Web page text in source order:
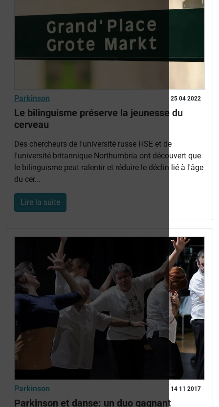
25 04 2022
Parkinson
Le bilinguisme préserve la jeunesse du
cerveau
Des chercheurs de l'université russe HSE et de
l'université britannique Northumbria ont découvert que
le bilinguisme peut ralentir et réduire le déclin lié à l'âge
du cer...
Lire la suite
14 11 2017
Parkinson
Parkinson et danse: un duo gagnant